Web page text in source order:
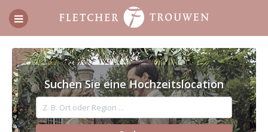
Suchen Sie eine Hochzeitslocation